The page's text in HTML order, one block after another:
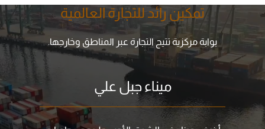
تمكين رائد للتجارة العالمية
بوابة مركزية تتيح التجارة عبر المناطق وخارجها.
ميناء جبل علي